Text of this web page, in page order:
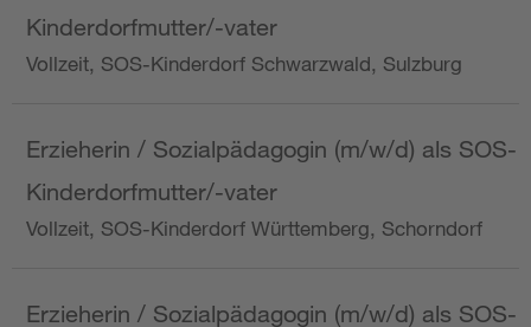
Kinderdorfmutter/-vater
Vollzeit, SOS-Kinderdorf Schwarzwald, Sulzburg
Erzieherin / Sozialpädagogin (m/w/d) als SOS-
Kinderdorfmutter/-vater
Vollzeit, SOS-Kinderdorf Württemberg, Schorndorf
Erzieherin / Sozialpädagogin (m/w/d) als SOS-